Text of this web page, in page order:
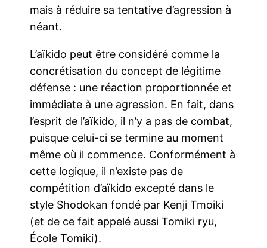
mais à réduire sa tentative d’agression à
néant.
L’aïkido peut être considéré comme la
concrétisation du concept de légitime
défense : une réaction proportionnée et
immédiate à une agression. En fait, dans
l’esprit de l’aïkido, il n’y a pas de combat,
puisque celui-ci se termine au moment
même où il commence. Conformément à
cette logique, il n’existe pas de
compétition d’aïkido excepté dans le
style Shodokan fondé par Kenji Tmoiki
(et de ce fait appelé aussi Tomiki ryu,
École Tomiki).